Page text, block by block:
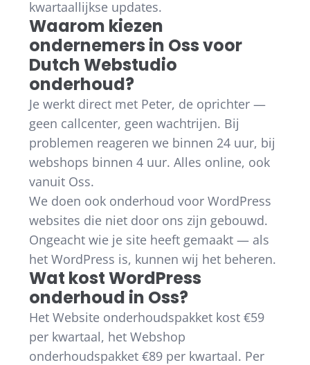
kwartaallijkse updates.
Waarom kiezen
ondernemers in Oss voor
Dutch Webstudio
onderhoud?
Je werkt direct met Peter, de oprichter —
geen callcenter, geen wachtrijen. Bij
problemen reageren we binnen 24 uur, bij
webshops binnen 4 uur. Alles online, ook
vanuit Oss.
We doen ook onderhoud voor WordPress
websites die niet door ons zijn gebouwd.
Ongeacht wie je site heeft gemaakt — als
het WordPress is, kunnen wij het beheren.
Wat kost WordPress
onderhoud in Oss?
Het Website onderhoudspakket kost €59
per kwartaal, het Webshop
onderhoudspakket €89 per kwartaal. Per